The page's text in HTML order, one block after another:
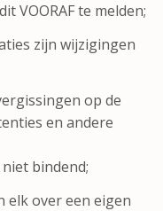
VOORAF te melden;
zijn wijzigingen
op de
en andere
bindend;
elk over een eigen